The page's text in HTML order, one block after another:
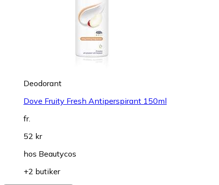
Deodorant
Dove Fruity Fresh Antiperspirant 150ml
fr.
52 kr
hos Beautycos
+2 butiker